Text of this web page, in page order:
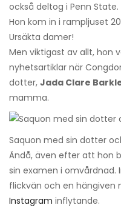
också deltog i Penn State.
Hon kom in i rampljuset
Ursäkta damer!
Men viktigast av allt, hon
nyhetsartiklar när
dotter, Jada Clare
mamma.
Saquon med sin dotter
Ändå, även efter att hon
sin examen i omvårdnad.
flickvän och en hängiven
Instagram inflytande.